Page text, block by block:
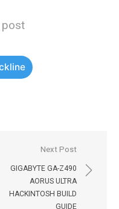
post
Next Post
GIGABYTE GA-Z490
AORUS ULTRA
HACKINTOSH BUILD
GUIDE